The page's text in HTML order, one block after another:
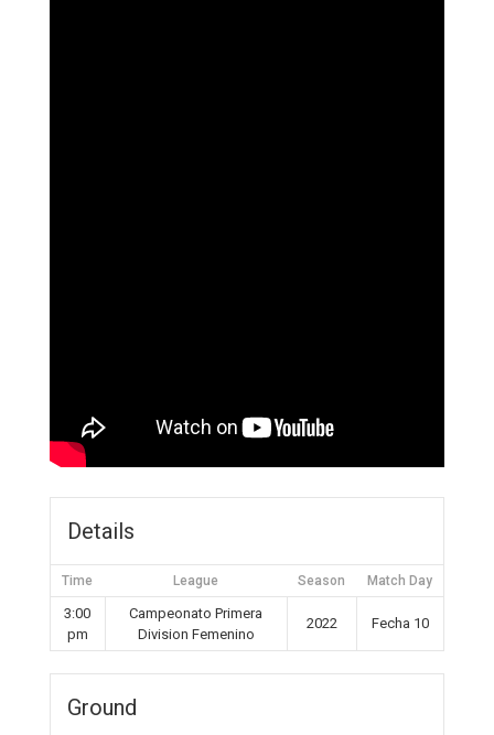
Details
Time League Season Match Day
3:00
pm
Campeonato Primera
Division Femenino
2022 Fecha 10
Ground